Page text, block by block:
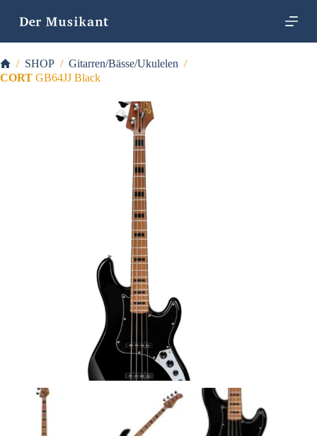
u
n
h
Startseite
/ SHOP / Gitarren/Bässe/Ukulelen /
CORT GB64JJ Black